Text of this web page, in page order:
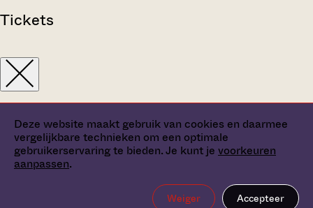
Deze website maakt gebruik van cookies en daarmee
vergelijkbare technieken om een optimale
gebruikerservaring te bieden. Je kunt je voorkeuren
aanpassen.
Weiger Accepteer
Tickets